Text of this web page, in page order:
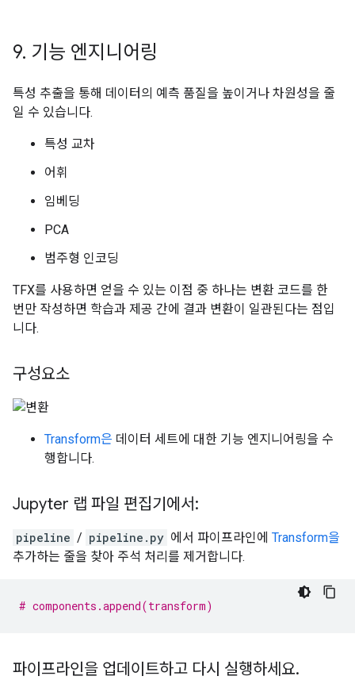
9. 기능 엔지니어링
특성 추출을 통해 데이터의 예측 품질을 높이거나 차원성을 줄
일 수 있습니다.
특성 교차
어휘
임베딩
PCA
범주형 인코딩
TFX를 사용하면 얻을 수 있는 이점 중 하나는 변환 코드를 한
번만 작성하면 학습과 제공 간에 결과 변환이 일관된다는 점입
니다.
구성요소
Transform은 데이터 세트에 대한 기능 엔지니어링을 수
행합니다.
Jupyter 랩 파일 편집기에서:
pipeline / pipeline.py 에서 파이프라인에 Transform을
추가하는 줄을 찾아 주석 처리를 제거합니다.
# components.append(transform)
파이프라인을 업데이트하고 다시 실행하세요.